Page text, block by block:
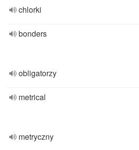
chlorki
bonders
obligatorzy
metrical
metryczny